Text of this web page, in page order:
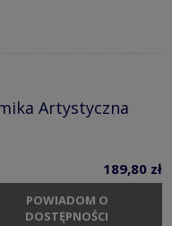
Artystyczna
189,80 zł
POWIADOM O
DOSTĘPNOŚCI